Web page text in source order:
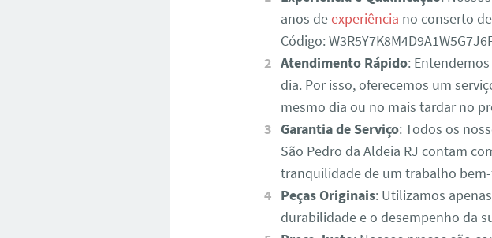
anos deexperiência no conserto
Código:
Atendimento Rápido:
dia. Por isso, oferecemos um
mesmo dia ou no mais tardar no
Garantia de Serviço: Todos os
São Pedro da Aldeia RJ contam
tranquilidade de um trabalho
Peças Originais: Utilizamos
durabilidade e o desempenho da